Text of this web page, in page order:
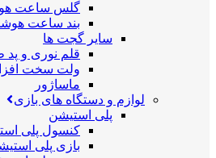
گلس ساعت
بند ساعت
سایر گجت ها
قلم نوری و
ولت سخت
ماساژور
لوازم و دستگاه های بازی
پلی استیشن
کنسول پلی
بازی پلی